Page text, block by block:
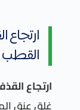
ارتجاع
القطب
ارتجاع
غلق عنق